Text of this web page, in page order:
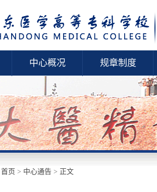
中心概况 规章制度
首页 > 中心通告 > 正文